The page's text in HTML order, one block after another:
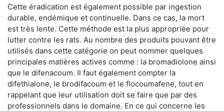
Cette éradication est également possible par ingestion
durable, endémique et continuelle. Dans ce cas, la mort
est très lente. Cette méthode est la plus appropriée pour
lutter contre les rats. Au nombre des produits pouvant être
utilisés dans cette catégorie on peut nommer quelques
principales matières actives comme : la bromadiolone ainsi
que le difenacoum. Il faut également compter la
difethialone, le brodifacoum et le flocoumafene, tout en
rappelant que leur utilisation doit se faire que par des
professionnels dans le domaine. En ce qui concerne les